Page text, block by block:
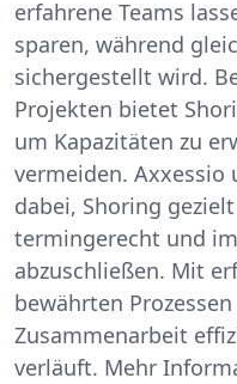
erfahrene Teams
sparen, während
sichergestellt wird.
Projekten bietet
um Kapazitäten zu
vermeiden.
dabei, Shoring
termingerecht und
abzuschließen. Mit
bewährten
Zusammenarbeit
verläuft. Mehr